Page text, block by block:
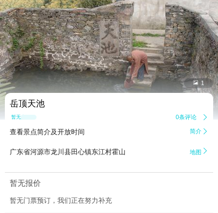
 1
岳顶天池
暂无点评 0条评论 
查看景点简介及开放时间 简介 
广东省河源市龙川县田心镇东江村霍山 地图 
暂无报价
暂无门票预订，我们正在努力补充
